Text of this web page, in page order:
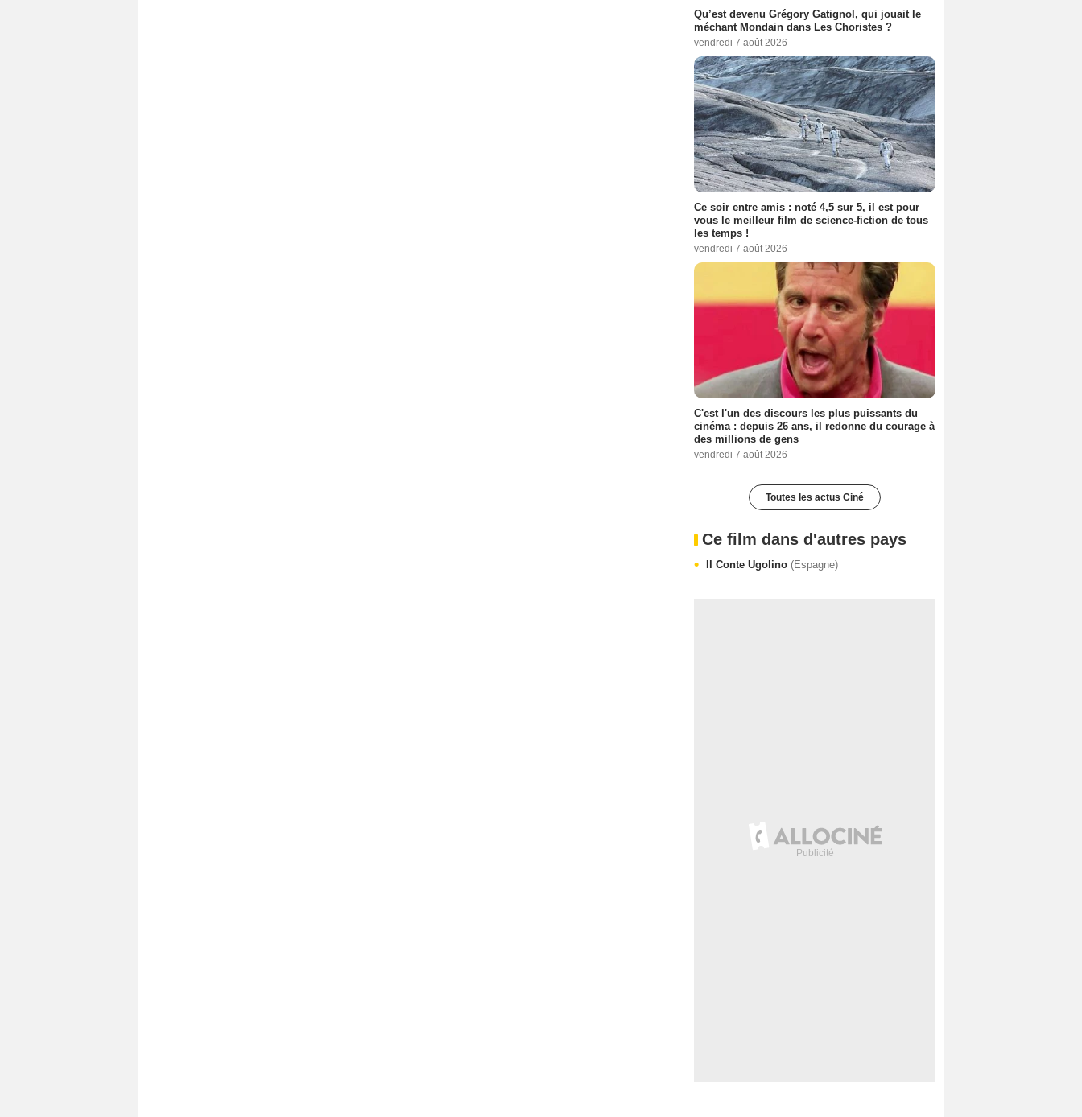
Qu’est devenu Grégory Gatignol, qui jouait le
méchant Mondain dans Les Choristes ?
vendredi 7 août 2026
Ce soir entre amis : noté 4,5 sur 5, il est pour
vous le meilleur film de science-fiction de tous
les temps !
vendredi 7 août 2026
C'est l'un des discours les plus puissants du
cinéma : depuis 26 ans, il redonne du courage à
des millions de gens
vendredi 7 août 2026
Toutes les actus Ciné
Ce film dans d'autres pays
Il Conte Ugolino (Espagne)